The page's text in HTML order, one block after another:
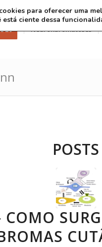
26 Neurofibromatoses
POSTS
COMO
para oferecer uma
ciente dessa